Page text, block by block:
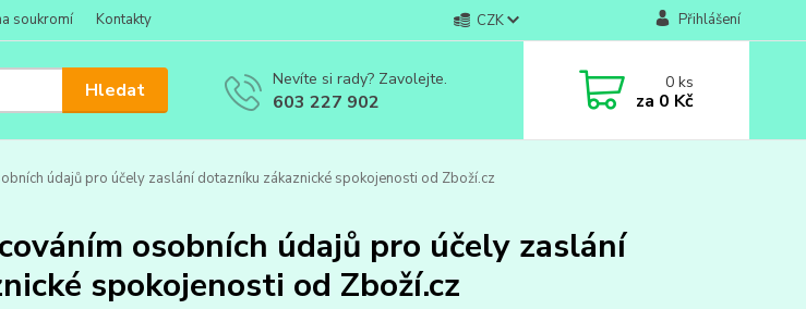
soukromí Kontakty CZK Přihlášení
Hledat Nevíte si rady? Zavolejte.
603 227 902
0ks
za 0 Kč
údajů pro účely zaslání dotazníku zákaznické spokojenosti od Zboží.cz
osobních údajů pro účely zaslání
spokojenosti od Zboží.cz